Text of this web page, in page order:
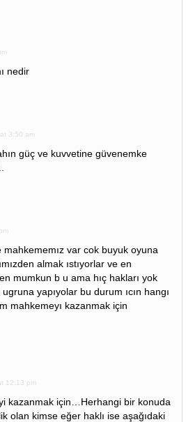
nedir
3:50 am
güç ve kuvvetine güvenemke
mahkememız var cok buyuk oyuna
almak ıstıyorlar ve en
mumkun b u ama hıç hakları yok
ugruna yapıyolar bu durum ıcın hangı
mahkemeyı kazanmak için
12:13 pm
kazanmak için…Herhangi bir konuda
olan kimse eğer haklı ise aşağıdaki